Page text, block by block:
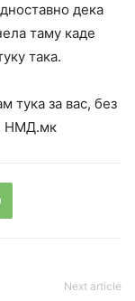
дека
таму каде
така.
тука за вас, без
НМД.мк
Next article